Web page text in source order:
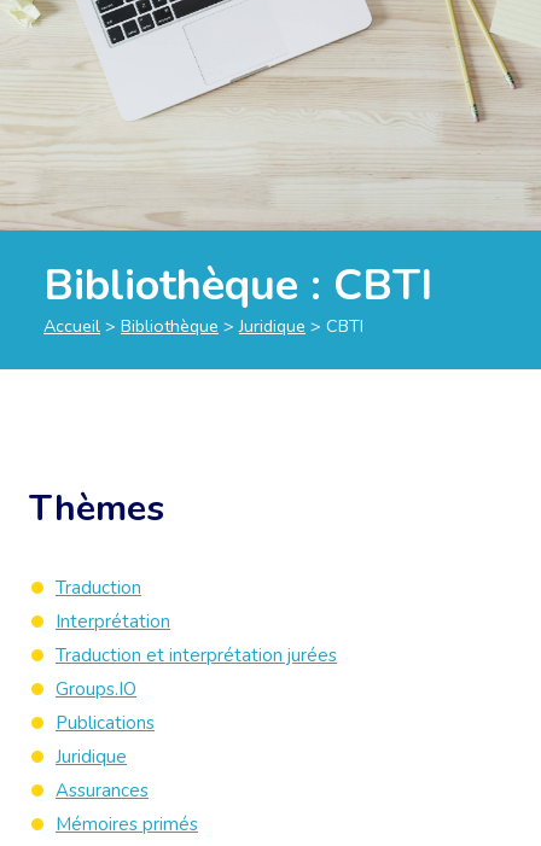
Bibliothèque : CBTI
Accueil > Bibliothèque >Juridique > CBTI
Thèmes
Traduction
Interprétation
Traduction et interprétation jurées
Groups.IO
Publications
Juridique
Assurances
Mémoires primés